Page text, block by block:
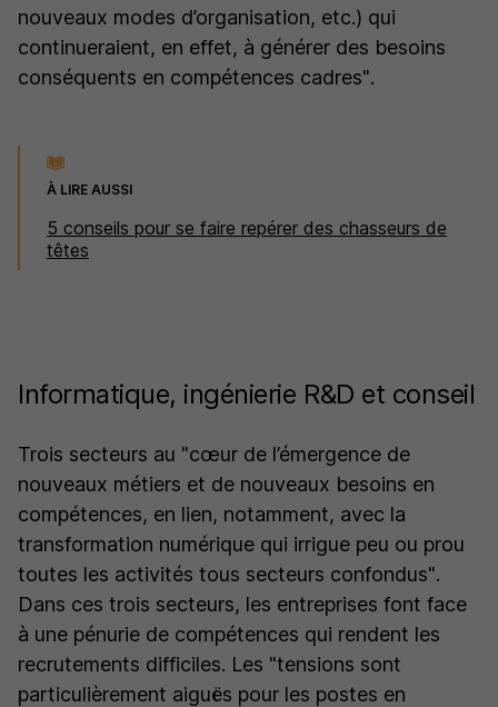
nouveaux modes d’organisation, etc.) qui
continueraient, en effet, à générer des besoins
conséquents en compétences cadres".
À LIRE AUSSI
5 conseils pour se faire repérer des chasseurs de
têtes
Informatique, ingénierie R&D et conseil
Trois secteurs au "cœur de l’émergence de
nouveaux métiers et de nouveaux besoins en
compétences, en lien, notamment, avec la
transformation numérique qui irrigue peu ou prou
toutes les activités tous secteurs confondus".
Dans ces trois secteurs, les entreprises font face
à une pénurie de compétences qui rendent les
recrutements difficiles. Les "tensions sont
particulièrement aiguës pour les postes en